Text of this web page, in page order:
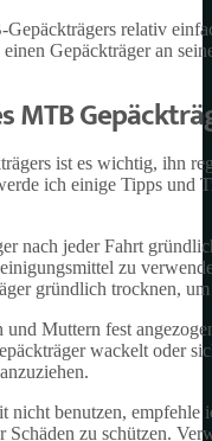
relativ
Gepäckträger an
MTB
ist es wichtig, ihn
ich einige Tipps und
nach jeder Fahrt
zu
gründlich trocknen,
und Muttern fest
wackelt oder
nicht benutzen,
zu schützen.